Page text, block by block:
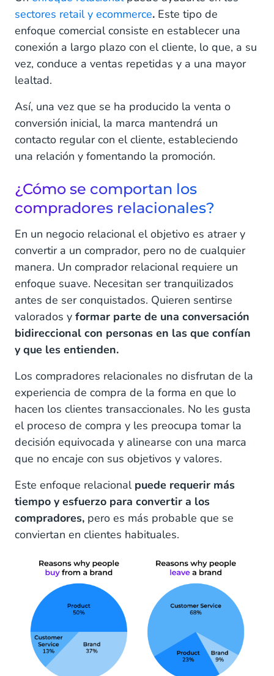
sectores retail y ecommerce. Este tipo de
enfoque comercial consiste en establecer una
conexión a largo plazo con el cliente, lo que, a su
vez, conduce a ventas repetidas y a una mayor
lealtad.
Así, una vez que se ha producido la venta o
conversión inicial, la marca mantendrá un
contacto regular con el cliente, estableciendo
una relación y fomentando la promoción.
¿Cómo se comportan los
compradores relacionales?
En un negocio relacional el objetivo es atraer y
convertir a un comprador, pero no de cualquier
manera. Un comprador relacional requiere un
enfoque suave. Necesitan ser tranquilizados
antes de ser conquistados. Quieren sentirse
valorados y formar parte de una conversación
bidireccional con personas en las que confían
y que les entienden.
Los compradores relacionales no disfrutan de la
experiencia de compra de la forma en que lo
hacen los clientes transaccionales. No les gusta
el proceso de compra y les preocupa tomar la
decisión equivocada y alinearse con una marca
que no encaje con sus objetivos y valores.
Este enfoque relacionalpuede requerir más
tiempo y esfuerzo para convertir a los
compradores, pero es más probable que se
conviertan en clientes habituales.